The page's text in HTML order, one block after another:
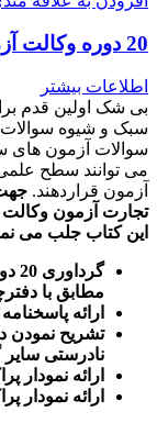
20 دوره وکالت آزمون حقوق تجارت – چتردانش
اطلاعات بیشتر
بی شک اولین قدم
سبک و شیوه سوالات
سوالات آزمون های
می توانند سطح
آزمون قراردهند.
تجارت آزمون وکالت
این کتاب جلب می
مطابق با
ارائه
تشریح نمودن
نادرستی سایر
ارائه
رائه نمودار